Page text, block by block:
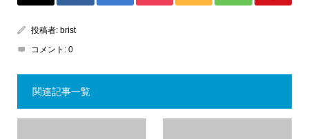
投稿者: brist
コメント: 0
関連記事一覧